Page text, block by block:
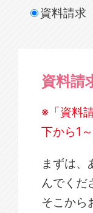
資料請求
資料請
※「資料
下から1
まずは、
んでくだ
そこから